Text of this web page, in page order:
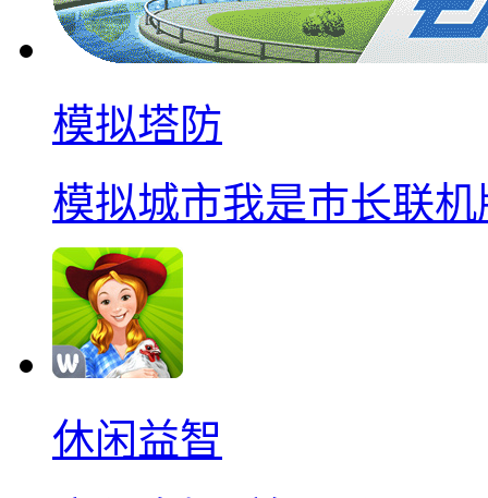
模拟塔防
模拟城市我是巿长联机
休闲益智